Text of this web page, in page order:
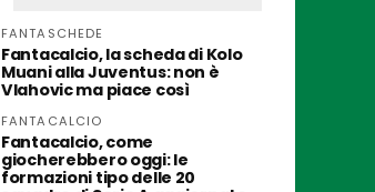
FANTASCHEDE
Fantacalcio, la scheda di Kolo
Muani alla Juventus: non è
Vlahovic ma piace così
FANTACALCIO
Fantacalcio, come
giocherebbero oggi: le
formazioni tipo delle 20